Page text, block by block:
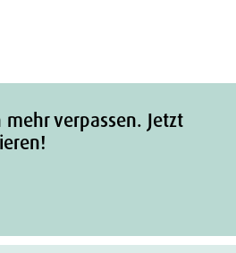
verpassen. Jetzt